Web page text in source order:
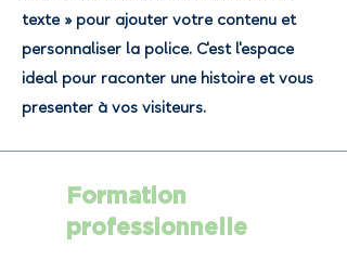
texte » pour ajouter votre contenu et
personnaliser la police. C'est l'espace
idéal pour raconter une histoire et vous
présenter à vos visiteurs.
Formation
professionnelle